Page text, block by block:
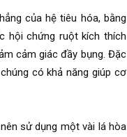
của hệ tiêu hóa, bằng
hội chứng ruột kích thích
cảm giác đầy bụng. Đặc
có khả năng giúp cơ
sử dụng một vài lá hòa